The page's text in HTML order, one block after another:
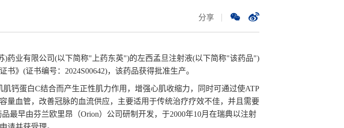
分享
)药业有限公司(以下简称"上药东英")的左西孟旦注射液(以下简称"该药品")
》(证书编号：2024S00642)，该药品获得批准生产。
钙蛋白C结合而产生正性肌力作用，增强心肌收缩力，同时可通过使ATP
量血管，改善冠脉的血流供应，主要适用于传统治疗疗效不佳，并且需要
最早由芬兰欧里昂（Orion）公司研制开发，于2000年10月在瑞典以注射